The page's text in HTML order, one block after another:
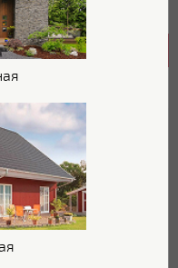
мкм
100-140 г/м2